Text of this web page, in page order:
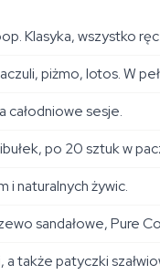
Klasyka, wszystko
piżmo, lotos. W
całodniowe sesje.
po 20 sztuk w
i naturalnych żywic.
sandałowe, Pure
także patyczki